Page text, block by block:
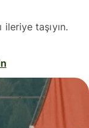
taşıyın.